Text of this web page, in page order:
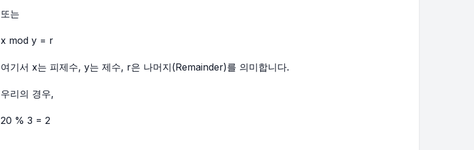
또는
x mod y = r
여기서 x는 피제수, y는 제수, r은 나머지(Remainder)를 의미합니다.
우리의 경우,
20 % 3 = 2